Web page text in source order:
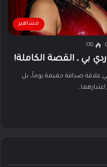
مشاهير
170
بي ـ القصة الكاملة!
علاقة صداقة حميمة يوماً، بل